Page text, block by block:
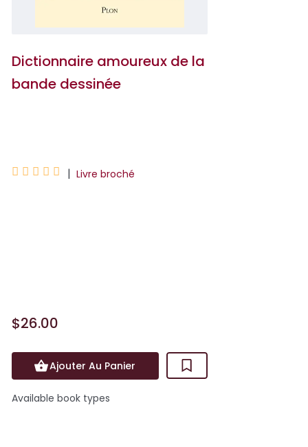
Dictionnaire amoureux de la
bande dessinée
     | Livre broché
$26.00
Ajouter Au Panier
Available book types